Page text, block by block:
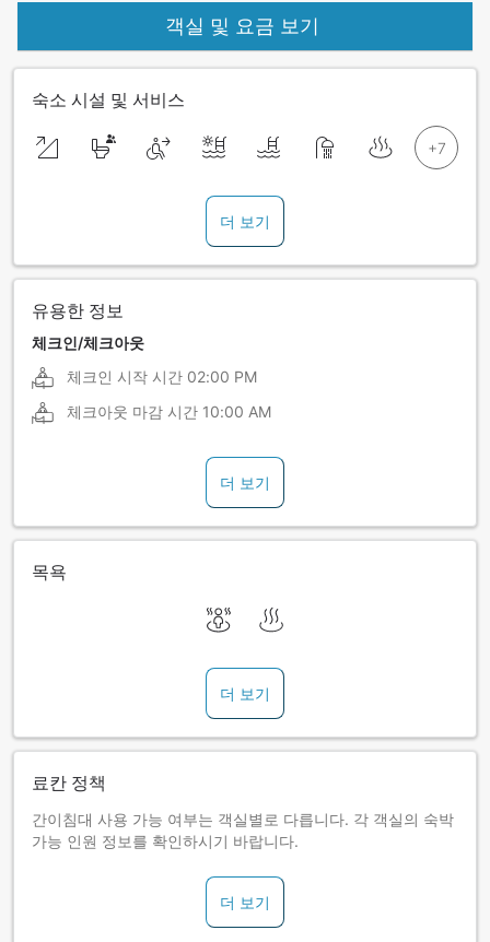
객실 및 요금 보기
숙소 시설 및 서비스
더 보기
유용한 정보
체크인/체크아웃
체크인 시작 시간 02:00 PM
체크아웃 마감 시간 10:00 AM
더 보기
목욕
더 보기
료칸 정책
간이침대 사용 가능 여부는 객실별로 다릅니다. 각 객실의 숙박
가능 인원 정보를 확인하시기 바랍니다.
더 보기